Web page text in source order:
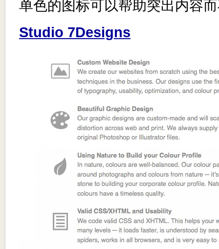
单色的图标可以帮助突出内容
Studio 7Designs